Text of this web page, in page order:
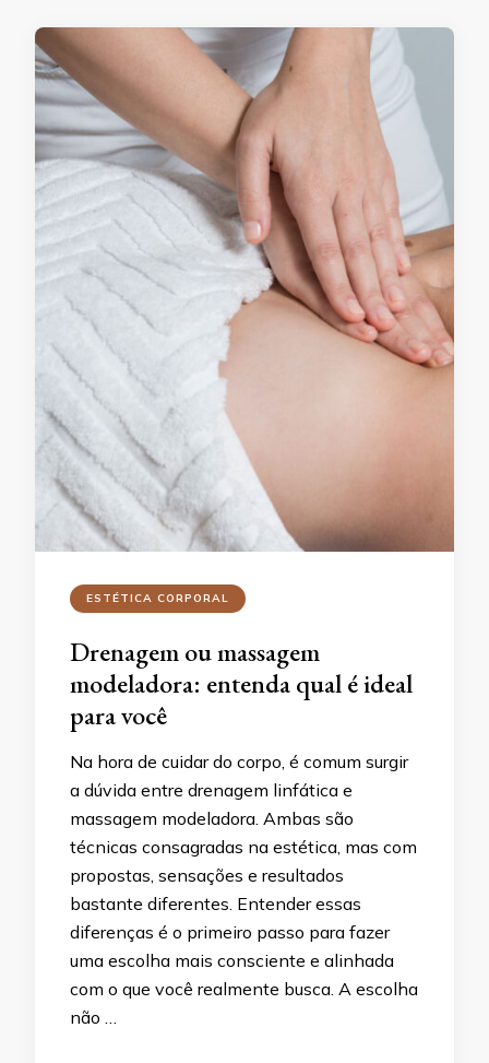
ESTÉTICA CORPORAL
Drenagem ou massagem
modeladora: entenda qual é ideal
para você
Na hora de cuidar do corpo, é comum surgir
a dúvida entre drenagem linfática e
massagem modeladora. Ambas são
técnicas consagradas na estética, mas com
propostas, sensações e resultados
bastante diferentes. Entender essas
diferenças é o primeiro passo para fazer
uma escolha mais consciente e alinhada
com o que você realmente busca. A escolha
não …